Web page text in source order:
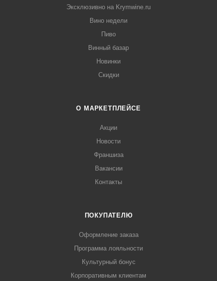
Эксклюзивно на Krymwine.ru
Вино недели
Пиво
Винный базар
Новинки
Скидки
О МАРКЕТПЛЕЙСЕ
Акции
Новости
Франшиза
Вакансии
Контакты
ПОКУПАТЕЛЮ
Оформление заказа
Программа лояльности
Культурный бонус
Корпоративным клиентам